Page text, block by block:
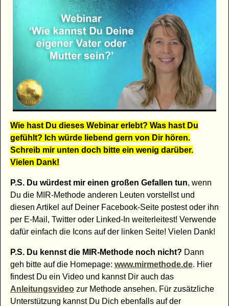
Wie hast Du dieses Webinar erlebt? Was hast Du
gefühlt? Ich würde liebend gern von Dir hören.
Schreib mir unten doch bitte ein wenig darüber.
Vielen Dank!
P.S. Du würdest mir einen großen Gefallen tun, wenn
Du die MIR-Methode anderen Leuten vorstellst und
diesen Artikel auf Deiner Facebook-Seite postest oder ihn
per E-Mail, Twitter oder Linked-In weiterleitest! Verwende
dafür einfach die Icons auf der linken Seite! Vielen Dank!
P.S. Du kennst die MIR-Methode noch nicht? Dann
geh bitte auf die Homepage: www.mirmethode.de. Hier
findest Du ein Video und kannst Dir auch das
Anleitungsvideozur Methode ansehen. Für zusätzliche
Unterstützung kannst Du Dich ebenfalls auf der